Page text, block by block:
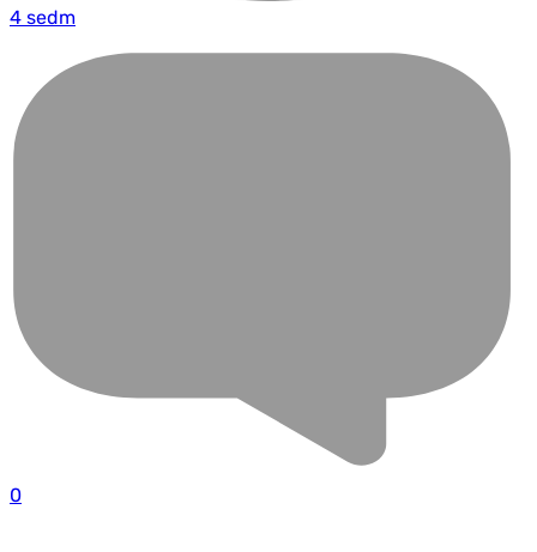
4 sedm
0